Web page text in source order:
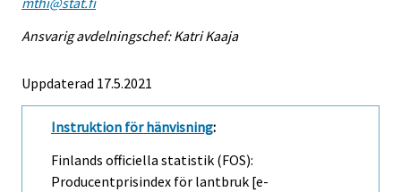
Ansvarig avdelningschef: Katri Kaaja
Uppdaterad 17.5.2021
Instruktion för hänvisning:
Finlands officiella statistik (FOS):
Producentprisindex för lantbruk [e-